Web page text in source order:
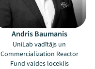
Andris Baumanis
UniLab vadītājs un
Commercialization Reactor
Fund valdes loceklis